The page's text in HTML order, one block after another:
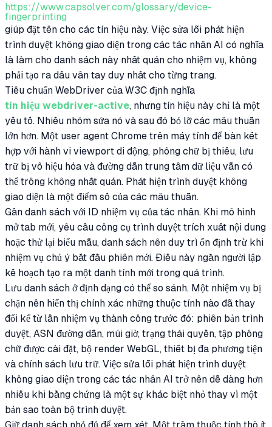
https://www.capsolver.com/glossary/device-
fingerprinting
giúp đặt tên cho các tín hiệu này. Việc sửa lỗi phát hiện
trình duyệt không giao diện trong các tác nhân AI có nghĩa
là làm cho danh sách này nhất quán cho nhiệm vụ, không
phải tạo ra dấu vân tay duy nhất cho từng trang.
Tiêu chuẩn WebDriver của W3C định nghĩa
tín hiệu webdriver-active, nhưng tín hiệu này chỉ là một
yếu tố. Nhiều nhóm sửa nó và sau đó bỏ lỡ các mâu thuẫn
lớn hơn. Một user agent Chrome trên máy tính để bàn kết
hợp với hành vi viewport di động, phông chữ bị thiếu, lưu
trữ bị vô hiệu hóa và đường dẫn trung tâm dữ liệu vẫn có
thể trông không nhất quán. Phát hiện trình duyệt không
giao diện là một điểm số của các mâu thuẫn.
Gắn danh sách với ID nhiệm vụ của tác nhân. Khi mô hình
mở tab mới, yêu cầu công cụ trình duyệt trích xuất nội dung
hoặc thử lại biểu mẫu, danh sách nên duy trì ổn định trừ khi
nhiệm vụ chủ ý bắt đầu phiên mới. Điều này ngăn người lập
kế hoạch tạo ra một danh tính mới trong quá trình.
Lưu danh sách ở định dạng có thể so sánh. Một nhiệm vụ bị
chặn nên hiển thị chính xác những thuộc tính nào đã thay
đổi kể từ lần nhiệm vụ thành công trước đó: phiên bản trình
duyệt, ASN đường dẫn, múi giờ, trạng thái quyền, tập phông
chữ được cài đặt, bộ render WebGL, thiết bị đa phương tiện
và chính sách lưu trữ. Việc sửa lỗi phát hiện trình duyệt
không giao diện trong các tác nhân AI trở nên dễ dàng hơn
nhiều khi bằng chứng là một sự khác biệt nhỏ thay vì một
bản sao toàn bộ trình duyệt.